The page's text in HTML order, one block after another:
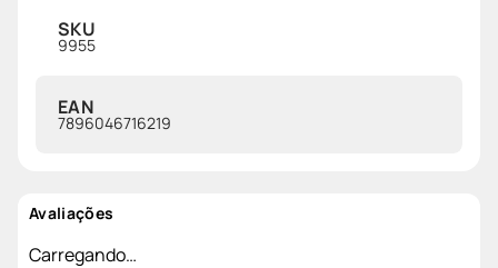
SKU
9955
EAN
7896046716219
Avaliações
Carregando…